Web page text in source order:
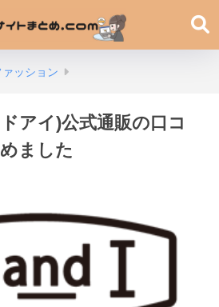
ッション
アイ)公式通販の口コ
ました